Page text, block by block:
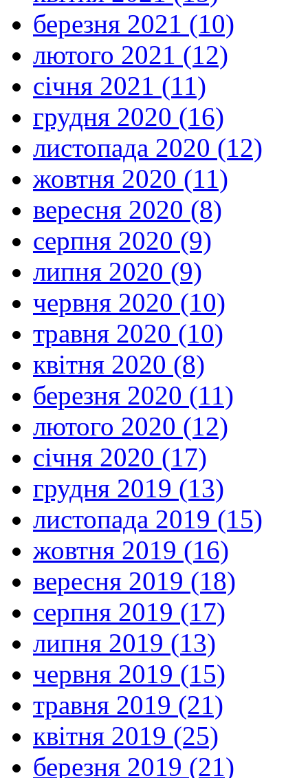
березня 2021 (10)
лютого 2021 (12)
січня 2021 (11)
грудня 2020 (16)
листопада 2020 (12)
жовтня 2020 (11)
вересня 2020 (8)
серпня 2020 (9)
липня 2020 (9)
червня 2020 (10)
травня 2020 (10)
квітня 2020 (8)
березня 2020 (11)
лютого 2020 (12)
січня 2020 (17)
грудня 2019 (13)
листопада 2019 (15)
жовтня 2019 (16)
вересня 2019 (18)
серпня 2019 (17)
липня 2019 (13)
червня 2019 (15)
травня 2019 (21)
квітня 2019 (25)
березня 2019 (21)